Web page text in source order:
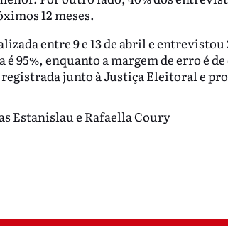
12 meses.
entre 9 e 13 de abril e
é 95%, enquanto a margem de erro é
junto à Justiça Eleitoral e
Estanislaue Rafaella Coury